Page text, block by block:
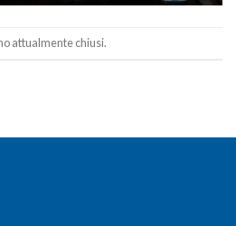
attualmente chiusi.